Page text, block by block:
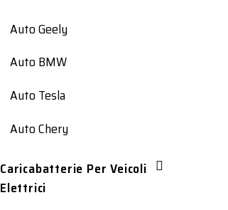
Auto Geely
Auto BMW
Auto Tesla
Auto Chery
Caricabatterie Per Veicoli
Elettrici